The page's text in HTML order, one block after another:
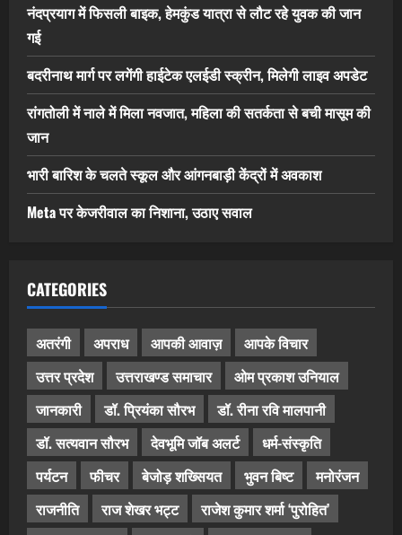
नंदप्रयाग में फिसली बाइक, हेमकुंड यात्रा से लौट रहे युवक की जान
गई
बदरीनाथ मार्ग पर लगेंगी हाईटेक एलईडी स्क्रीन, मिलेगी लाइव अपडेट
रांगतोली में नाले में मिला नवजात, महिला की सतर्कता से बची मासूम की
जान
भारी बारिश के चलते स्कूल और आंगनबाड़ी केंद्रों में अवकाश
Meta पर केजरीवाल का निशाना, उठाए सवाल
CATEGORIES
अतरंगी अपराध आपकी आवाज़
आपके विचार
उत्तर प्रदेश
उत्तराखण्ड समाचार
ओम प्रकाश उनियाल
जानकारी
डॉ. प्रियंका सौरभ
डॉ. रीना रवि मालपानी
डॉ. सत्यवान सौरभ
देवभूमि जॉब अलर्ट
धर्म-संस्कृति
पर्यटन
फीचर बेजोड़ शख्सियत भुवन बिष्ट
मनोरंजन
राजनीति
राज शेखर भट्ट
राजेश कुमार शर्मा ‘पुरोहित’